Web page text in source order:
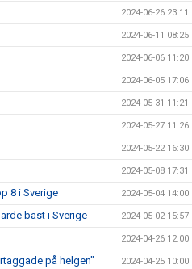
2024-06-26 23:11
2024-06-11 08:25
2024-06-06 11:20
2024-06-05 17:06
2024-05-31 11:21
2024-05-27 11:26
2024-05-22 16:30
2024-05-08 17:31
8 i Sverige 2024-05-04 14:00
bäst i Sverige 2024-05-02 15:57
2024-04-26 12:00
på helgen" 2024-04-25 10:00